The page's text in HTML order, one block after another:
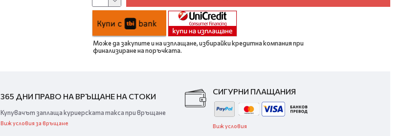
Може да закупите и на изплащане, избирайки кредитна компания при
финализиране на поръчката.
365 ДНИ ПРАВО НА ВРЪЩАНЕ НА СТОКИ
Купувачът заплаща куриерската такса при връщане
Виж условия за връщане
СИГУРНИ ПЛАЩАНИЯ
Виж условия